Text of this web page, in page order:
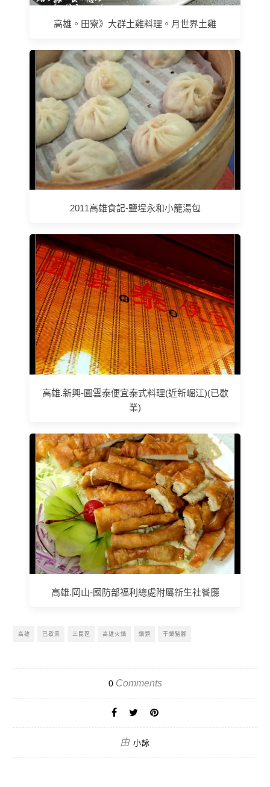
高雄。田寮》大群土雞料理。月世界土雞
2011高雄食記-鹽埕永和小籠湯包
高雄.新興-圓雲泰便宜泰式料理(近新崛江)(已歇
業)
高雄.岡山-國防部福利總處附屬新生社餐廳
高雄 已歇業 三民區 高雄火鍋 鍋類 干鍋豬腳
0Comments
由 小詠